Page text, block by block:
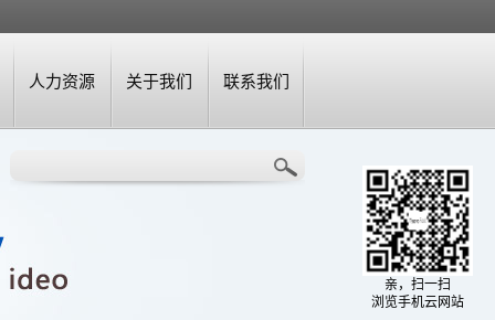
人力资源 关于我们 联系我们
亲，扫一扫
浏览手机云网站